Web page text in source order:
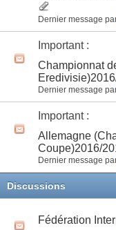
Dernier message
Important :
Championnat
Dernier message
Important :
Allemagne
Coupe)2016/
Dernier message
Discussions
Fédération